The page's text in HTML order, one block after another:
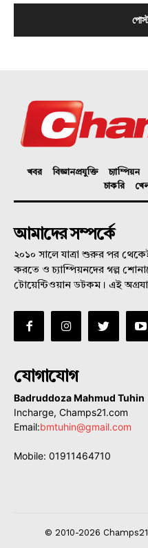
খবর বিজ্ঞানপ্রযুক্তি চ্যাম্পিয়ন
চাকরি
আমাদের সম্পর্কে
২০১০ সালে যাত্রা শুরুর পর
করতে ও চ্যাম্পিয়নদের গল্প
টোয়েন্টিওয়ান ডটকম। এই
যোগাযোগ
Badruddoza Mahmud Tuhin
Incharge, Champs21.com
Email:bmtuhin@gmail.com
Mobile: 01911464710
© 2010-2026